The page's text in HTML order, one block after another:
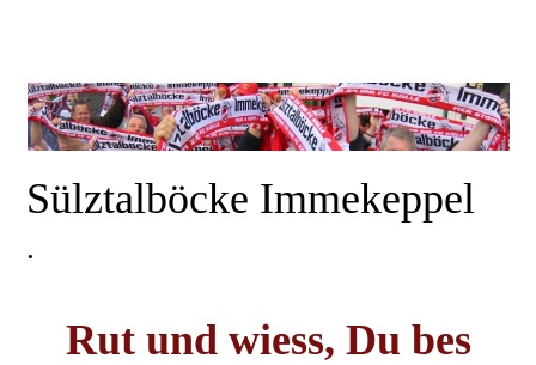
Sülztalböcke Immekeppel
.
Rut und wiess, Du bes